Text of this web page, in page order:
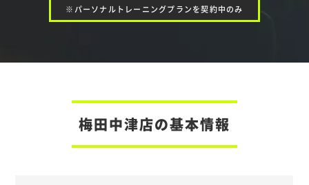
※パーソナルトレーニングプランを契約中のみ
梅田中津店の基本情報